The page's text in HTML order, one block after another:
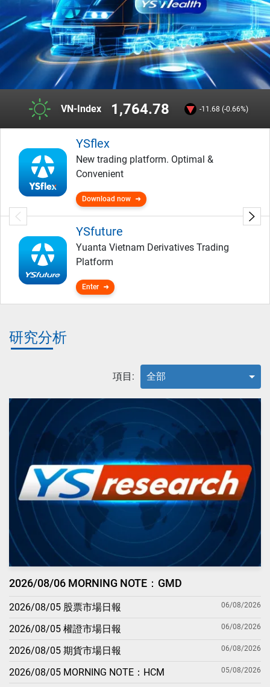
VN-Index 1,764.78 -11.68 (-0.66%)
YSflex
New trading platform. Optimal &
Convenient
Download now
YSfuture
Yuanta Vietnam Derivatives Trading
Platform
Enter
研究分析
項目: 全部
2026/08/06 MORNING NOTE：GMD
2026/08/05 股票市場日報 06/08/2026
2026/08/05 權證市場日報 06/08/2026
2026/08/05 期貨市場日報 06/08/2026
2026/08/05 MORNING NOTE：HCM 05/08/2026